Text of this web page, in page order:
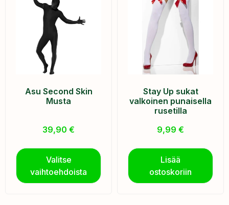
Asu Second Skin
Musta
39,90 €
Valitse
vaihtoehdoista
Stay Up sukat
valkoinen punaisella
rusetilla
9,99 €
Lisää
ostoskoriin